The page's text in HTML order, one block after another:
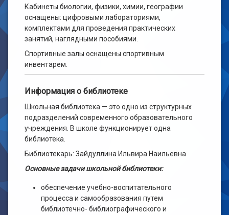
Кабинеты биологии, физики, химии, географии
оснащены: цифровыми лабораториями,
комплектами для проведения практических
занятий, наглядными пособиями.
Спортивные залы оснащены спортивным
инвентарем.
Информация о библиотеке
Школьная библиотека — это одно из структурных
подразделений современного образовательного
учреждения. В школе функционирует одна
библиотека.
Библиотекарь: Зайдуллина Ильвира Наильевна
Основные задачи школьной библиотеки:
обеспечение учебно-воспитательного
процесса и самообразования путем
библиотечно- библиографического и